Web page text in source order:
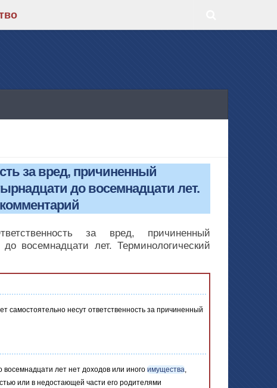
за вред, причиненный
до восемнадцати лет.
за вред, причиненный
восемнадцати лет. Терминологический
самостоятельно несут ответственность за причиненный
восемнадцати лет нет доходов или иного имущества,
или в недостающей части его родителями